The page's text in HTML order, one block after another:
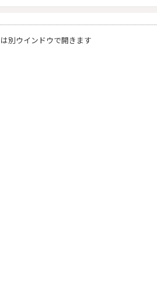
別ウインドウで開きます